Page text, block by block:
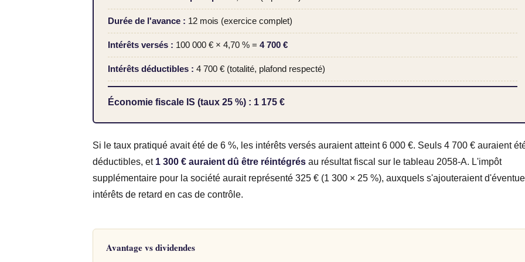
Durée de l'avance : 12 mois (exercice complet)
Intérêts versés : 100 000 € × 4,70 % =4 700 €
Intérêts déductibles : 4 700 € (totalité, plafond respecté)
Économie fiscale IS (taux 25 %) : 1 175 €
Si le taux pratiqué avait été de 6 %, les intérêts versés auraient atteint 6 000 €. Seuls 4 700 € auraient
déductibles, et 1 300 € auraient dû être réintégrés au résultat fiscal sur le tableau 2058-A. L'impôt
supplémentaire pour la société aurait représenté 325 € (1 300 × 25 %), auxquels s'ajouteraient
intérêts de retard en cas de contrôle.
Avantage vs dividendes